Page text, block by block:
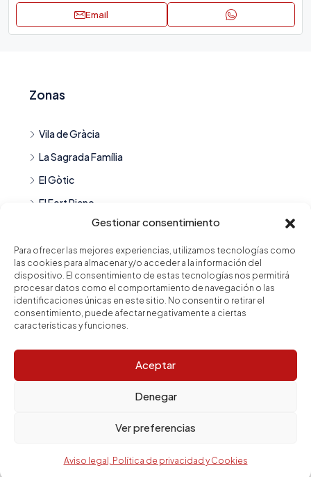
Gestionar consentimiento
Para ofrecer las mejores experiencias, utilizamos tecnologías como
las cookies para almacenar y/o acceder a la información del
dispositivo. El consentimiento de estas tecnologías nos permitirá
procesar datos como el comportamiento de navegación o las
identificaciones únicas en este sitio. No consentir o retirar el
consentimiento, puede afectar negativamente a ciertas
características y funciones.
Aceptar
Denegar
Ver preferencias
Aviso legal, Política de privacidad y Cookies
Email
Zonas
Vila de Gràcia
La Sagrada Família
El Gòtic
El Fort Pienc
El Clot
Santa Eulalia
La Maternitat i Sant Ramon
Piso